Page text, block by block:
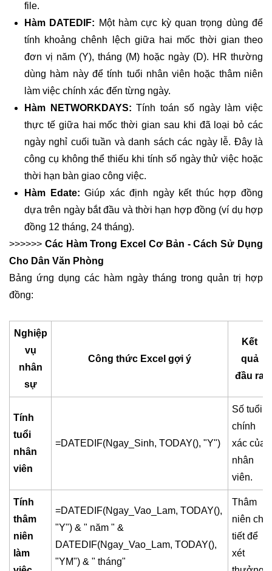
file.
Hàm DATEDIF: Một hàm cực kỳ quan trọng dùng để
tính khoảng chênh lệch giữa hai mốc thời gian theo
đơn vị năm (Y), tháng (M) hoặc ngày (D). HR thường
dùng hàm này để tính tuổi nhân viên hoặc thâm niên
làm việc chính xác đến từng ngày.
Hàm NETWORKDAYS: Tính toán số ngày làm việc
thực tế giữa hai mốc thời gian sau khi đã loại bỏ các
ngày nghỉ cuối tuần và danh sách các ngày lễ. Đây là
công cụ không thể thiếu khi tính số ngày thử việc hoặc
thời hạn bàn giao công việc.
Hàm Edate: Giúp xác định ngày kết thúc hợp đồng
dựa trên ngày bắt đầu và thời hạn hợp đồng (ví dụ hợp
đồng 12 tháng, 24 tháng).
>>>>>> Các Hàm Trong Excel Cơ Bản - Cách Sử Dụng
Cho Dân Văn Phòng
Bảng ứng dụng các hàm ngày tháng trong quản trị hợp
đồng:
Nghiệp
vụ
nhân
sự
Công thức Excel gợi ý
Kết
quả
đầu ra
Tính
tuổi
nhân
viên
=DATEDIF(Ngay_Sinh, TODAY(), "Y")
Số tuổi
chính
xác của
nhân
viên.
Tính
thâm
niên
làm
=DATEDIF(Ngay_Vao_Lam, TODAY(),
"Y") & " năm " &
DATEDIF(Ngay_Vao_Lam, TODAY(),
"YM") & " tháng"
Thâm
niên chi
tiết để
xét